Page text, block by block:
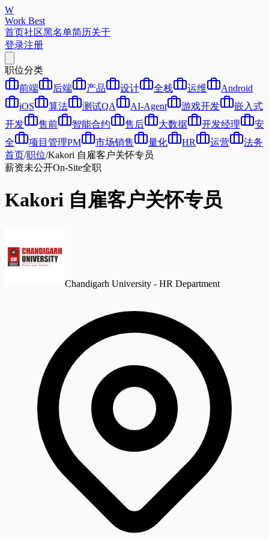
W
Work Best
首页社区黑名单简历关于
登录注册
职位分类
前端
后端 产品 设计 全栈 运维
Android
iOS
算法 测试QA AI-Agent 游戏开发
嵌入式
开发
售前 智能合约 售后 大数据 开发经理
安
全
项目管理PM 市场销售 量化 HR 运营
法务
首页/职位/Kakori 自雇客户关怀专员
薪资未公开On-Site全职
Kakori 自雇客户关怀专员
Chandigarh University - HR Department